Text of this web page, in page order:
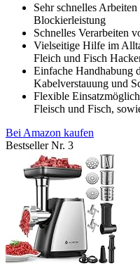
Sehr schnelles
Blockierleistung
Schnelles Verarbeiten
Vielseitige Hilfe im
Fleich und Fisch
Einfache Handhabung
Kabelverstauung und
Flexible
Fleisch und Fisch,
Bei Amazon kaufen
Bestseller Nr. 3